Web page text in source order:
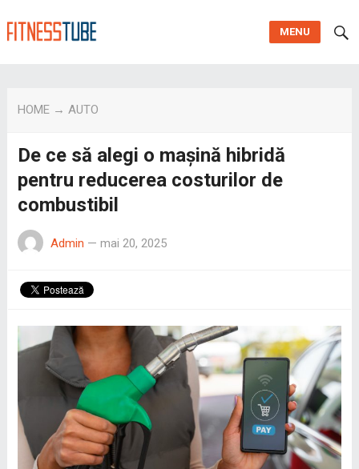
MENU
HOME→ AUTO
De ce să alegi o mașină hibridă
pentru reducerea costurilor de
combustibil
Admin — mai 20, 2025